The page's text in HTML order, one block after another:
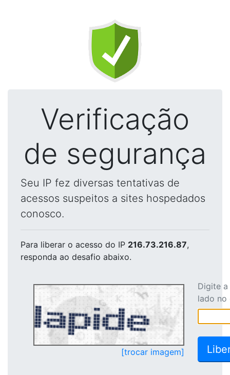
Verificação
de segurança
Seu IP fez diversas tentativas de
acessos suspeitos a sites hospedados
conosco.
Para liberar o acesso do IP 216.73.216.87,
responda ao desafio abaixo.
[trocar imagem]
Digite
lado no